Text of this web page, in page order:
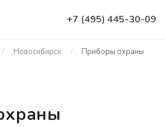
+7 (495) 445-30-09
Новосибирск Приборы охраны